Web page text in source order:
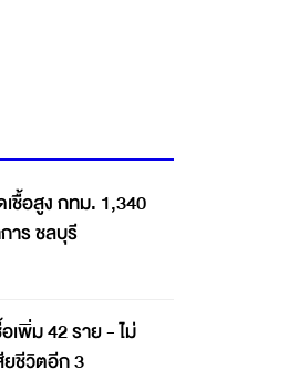
ชื้อสูง กทม. 1,340
าร ชลบุรี
เพิ่ม 42 ราย - ไม่
ยชีวิตอีก 3